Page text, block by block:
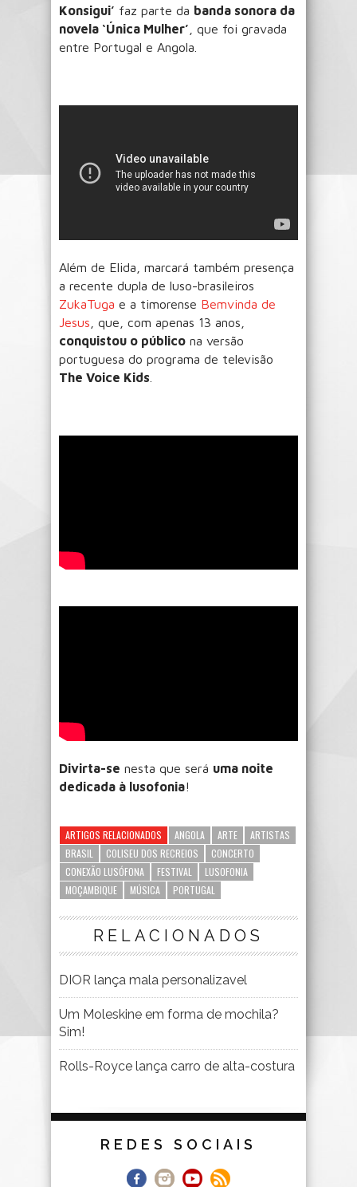
Konsigui’ faz parte da banda sonora da
novela ‘Única Mulher’ , que foi gravada
entre Portugal e Angola.
Além de Elida, marcará também presença
a recente dupla de luso-brasileiros
ZukaTuga e a timorense Bemvinda de
Jesus , que, com apenas 13 anos,
conquistou o público na versão
portuguesa do programa de televisão
The Voice Kids
Divirta-se nesta que será uma noite
dedicada à lusofonia!
ARTIGOS RELACIONADOS ANGOLA ARTE
ARTISTAS
BRASIL
COLISEU DOS RECREIOS
CONCERTO
CONEXÃO LUSÓFONA
FESTIVAL
LUSOFONIA
MOÇAMBIQUE
MÚSICA PORTUGAL
RELACIONADOS
DIOR lança mala personalizavel
Um Moleskine em forma de mochila?
Sim!
Rolls-Royce lança carro de alta-costura
REDES SOCIAIS